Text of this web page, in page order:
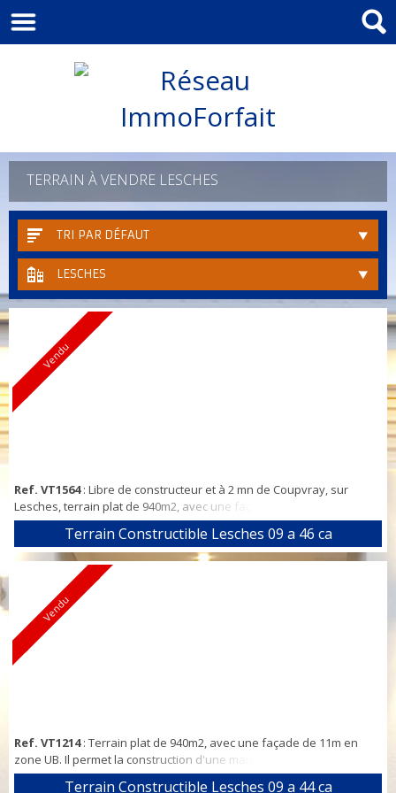
TERRAIN À VENDRE LESCHES
TRI PAR DÉFAUT
LESCHES
Vendu
Ref. VT1564: Libre de constructeur et à 2 mn de Coupvray, sur
Lesches, terrain plat de 940m2, avec une façade de 11m en zone
UB. Il permet la construction d'une maison 4 chambres en
R+1+combles + garage. Tous les raccordements tout à l'égoût, eau
potable sont installés et neufs. Tous les renseignements sont à
votre disposition Nicolas LECLERE vous offre une disponibilité tout
Terrain Constructible Lesches 09 a 46 ca
Vendu
Ref. VT1214: Terrain plat de 940m2, avec une façade de 11m en
zone UB. Il permet la construction d'une maison 4 chambres en
R+1+combles + garage. Tous les raccordements tout à l'égoût, eau
Terrain Constructible Lesches 09 a 44 ca